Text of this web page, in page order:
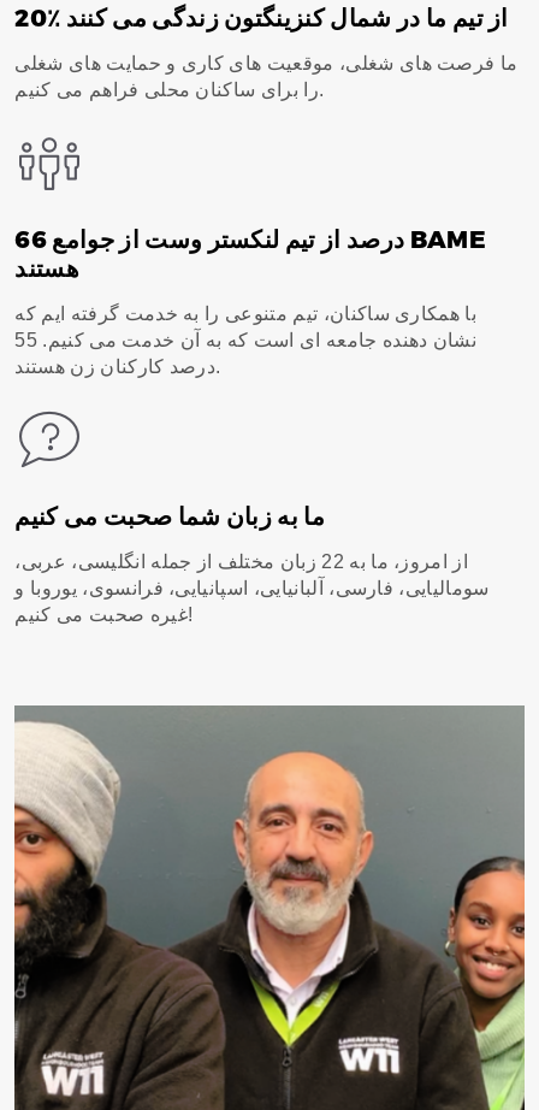
20٪ از تیم ما در شمال کنزینگتون زندگی می کنند
ما فرصت های شغلی، موقعیت های کاری و حمایت های شغلی
را برای ساکنان محلی فراهم می کنیم.
66 درصد از تیم لنکستر وست از جوامع BAME
هستند
با همکاری ساکنان، تیم متنوعی را به خدمت گرفته ایم که
نشان دهنده جامعه ای است که به آن خدمت می کنیم. 55
درصد کارکنان زن هستند.
ما به زبان شما صحبت می کنیم
از امروز، ما به 22 زبان مختلف از جمله انگلیسی، عربی،
سومالیایی، فارسی، آلبانیایی، اسپانیایی، فرانسوی، یوروبا و
غیره صحبت می کنیم!